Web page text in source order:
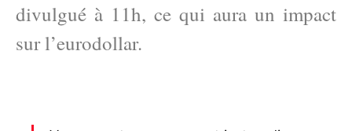
divulgué à 11h, ce qui aura un impact
sur l’eurodollar.